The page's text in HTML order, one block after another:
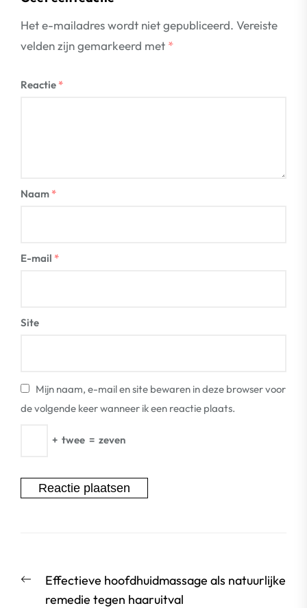
Het e-mailadres wordt niet gepubliceerd. Vereiste
velden zijn gemarkeerd met *
Reactie *
Naam *
E-mail *
Site
Mijn naam, e-mail en site bewaren in deze browser voor
de volgende keer wanneer ik een reactie plaats.
+ twee = zeven
Vorige
bericht:
Effectieve hoofdhuidmassage als natuurlijke
remedie tegen haaruitval